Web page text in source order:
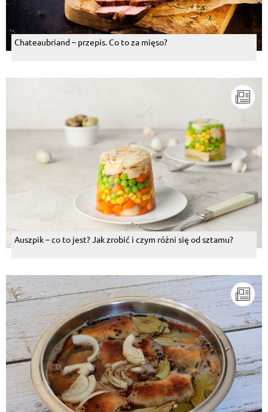
Chateaubriand – przepis. Co to za mięso?
Auszpik – co to jest? Jak zrobić i czym różni się od sztamu?